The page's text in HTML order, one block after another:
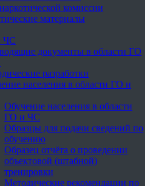
комиссии
материалы
ЧС
документы в области ГО
разработки
населения в области ГО и
Обучение населения в области
ГО и ЧС
Образцы для подачи сведений по
обучению
Образец отчёта о проведении
объектовой (штабной)
тренировки
Методические рекомендации по